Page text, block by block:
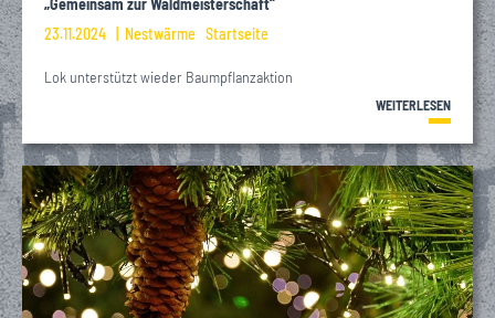
„Gemeinsam zur Waldmeisterschaft“
23.11.2024
Nestwärme Startseite
Lok unterstützt wieder Baumpflanzaktion
WEITERLESEN